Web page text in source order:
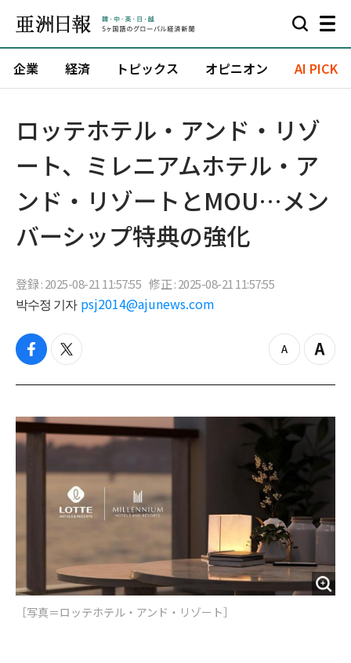
企業 経済 トピックス オピニオン AI PICK
ロッテホテル・アンド・リゾ
ート、ミレニアムホテル・ア
ンド・リゾートとMOU…メン
バーシップ特典の強化
登録 : 2025-08-21 11:57:55 修正 : 2025-08-21 11:57:55
박수정 기자 psj2014@ajunews.com
f
c
b
o
t
i
t
e
r
z
o
o
u
Z
o
i
［写真＝ロッテホテル・アンド・リゾート］